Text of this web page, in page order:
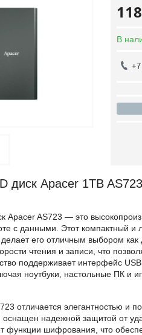
В
+7
диск Apacer 1TB
Apacer AS723 — это
с данными. Этот компактный
его отличным выбором
чтения и записи, что
поддерживает интерфейс
ноутбуки, настольные ПК и
отличается элегантностью и
оснащен надежной защитой от
функции шифрования, что